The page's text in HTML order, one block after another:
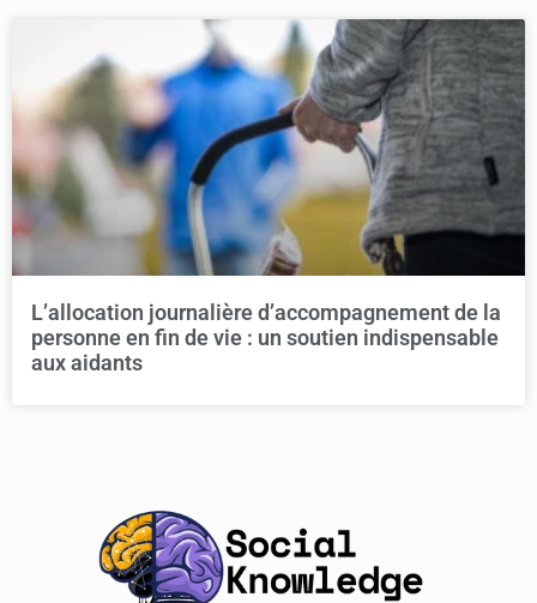
L’allocation journalière d’accompagnement de la
personne en fin de vie : un soutien indispensable
aux aidants